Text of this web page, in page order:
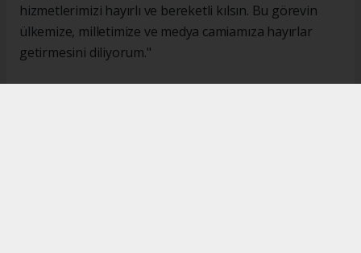
hizmetlerimizi hayırlı ve bereketli kılsın. Bu görevin
ülkemize, milletimize ve medya camiamıza hayırlar
getirmesini diliyorum."